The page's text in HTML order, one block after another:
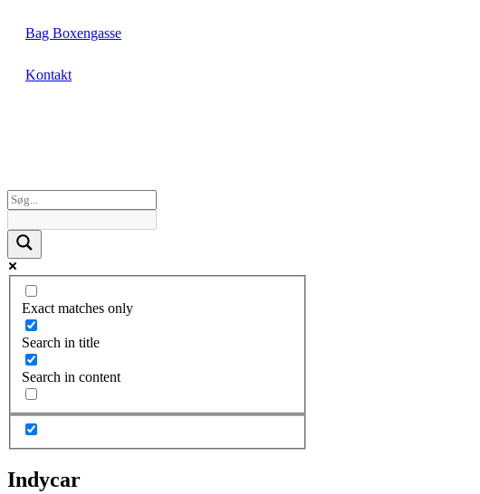
Bag Boxengasse
Kontakt
Exact matches only
Search in title
Search in content
Indycar